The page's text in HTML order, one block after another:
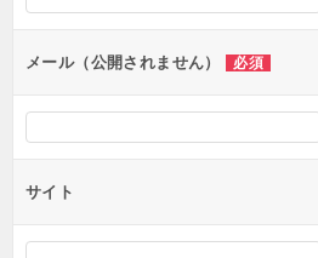
ンメール（公開されません） 必須
サイト